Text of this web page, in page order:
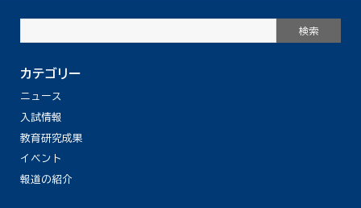
カテゴリー
ニュース
入試情報
教育研究成果
イベント
報道の紹介